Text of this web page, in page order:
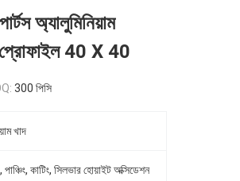
অ্যালুমিনিয়াম
প্রোফাইল 40 X 40
300 পিসি
খাদ
পাঞ্চিং, কাটিং, সিলভার হোয়াইট অক্সিডেশন